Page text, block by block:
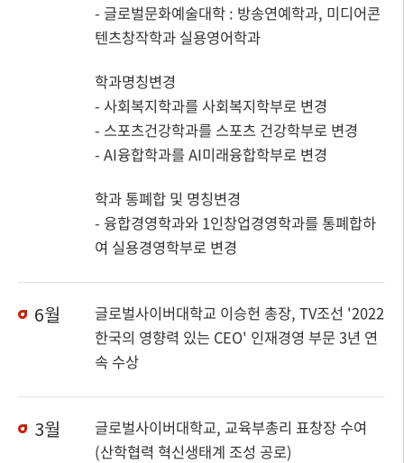
- 글로벌문화예술대학 : 방송연예학과, 미디어콘
텐츠창작학과 실용영어학과
학과명칭변경
- 사회복지학과를 사회복지학부로 변경
- 스포츠건강학과를 스포츠 건강학부로 변경
- AI융합학과를 AI미래융합학부로 변경
학과 통폐합 및 명칭변경
- 융합경영학과와 1인창업경영학과를 통폐합하
여 실용경영학부로 변경
6월
글로벌사이버대학교 이승헌 총장, TV조선 '2022
한국의 영향력 있는 CEO' 인재경영 부문 3년 연
속 수상
3월
글로벌사이버대학교, 교육부총리 표창장 수여
(산학협력 혁신생태계 조성 공로)